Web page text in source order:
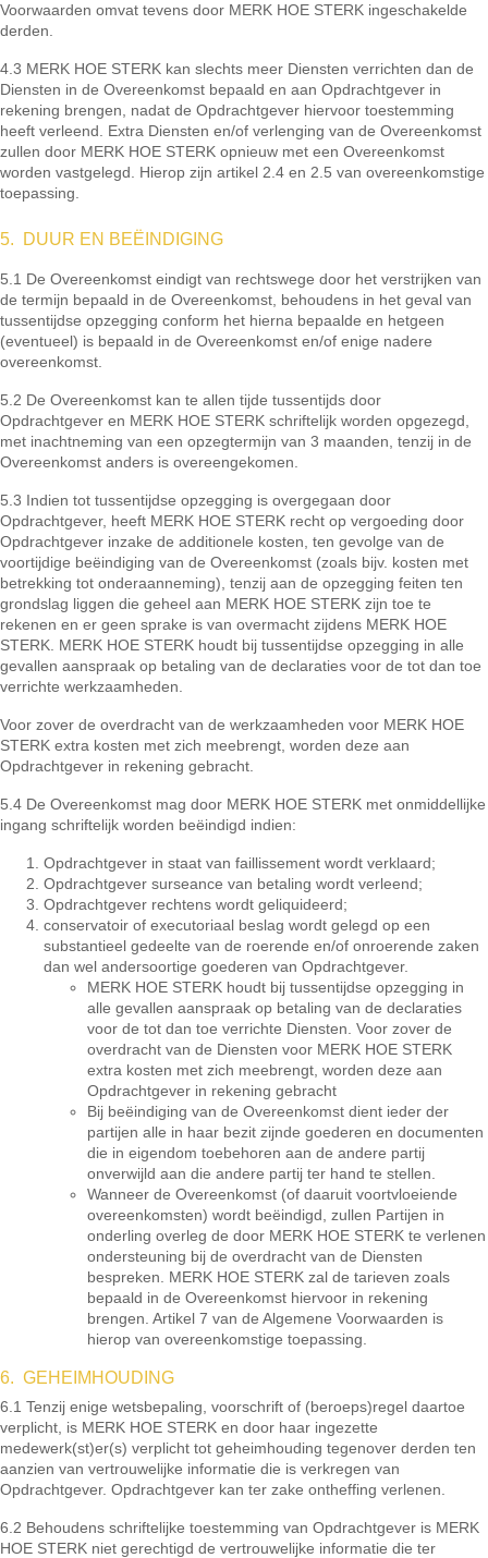
Voorwaarden omvat tevens door MERK HOE STERK ingeschakelde
derden.
4.3 MERK HOE STERK kan slechts meer Diensten verrichten dan de
Diensten in de Overeenkomst bepaald en aan Opdrachtgever in
rekening brengen, nadat de Opdrachtgever hiervoor toestemming
heeft verleend. Extra Diensten en/of verlenging van de Overeenkomst
zullen door MERK HOE STERK opnieuw met een Overeenkomst
worden vastgelegd. Hierop zijn artikel 2.4 en 2.5 van overeenkomstige
toepassing.
5. DUUR EN BEËINDIGING
5.1 De Overeenkomst eindigt van rechtswege door het verstrijken van
de termijn bepaald in de Overeenkomst, behoudens in het geval van
tussentijdse opzegging conform het hierna bepaalde en hetgeen
(eventueel) is bepaald in de Overeenkomst en/of enige nadere
overeenkomst.
5.2 De Overeenkomst kan te allen tijde tussentijds door
Opdrachtgever en MERK HOE STERK schriftelijk worden opgezegd,
met inachtneming van een opzegtermijn van 3 maanden, tenzij in de
Overeenkomst anders is overeengekomen.
5.3 Indien tot tussentijdse opzegging is overgegaan door
Opdrachtgever, heeft MERK HOE STERK recht op vergoeding door
Opdrachtgever inzake de additionele kosten, ten gevolge van de
voortijdige beëindiging van de Overeenkomst (zoals bijv. kosten met
betrekking tot onderaanneming), tenzij aan de opzegging feiten ten
grondslag liggen die geheel aan MERK HOE STERK zijn toe te
rekenen en er geen sprake is van overmacht zijdens MERK HOE
STERK. MERK HOE STERK houdt bij tussentijdse opzegging in alle
gevallen aanspraak op betaling van de declaraties voor de tot dan toe
verrichte werkzaamheden.
Voor zover de overdracht van de werkzaamheden voor MERK HOE
STERK extra kosten met zich meebrengt, worden deze aan
Opdrachtgever in rekening gebracht.
5.4 De Overeenkomst mag door MERK HOE STERK met onmiddellijke
ingang schriftelijk worden beëindigd indien:
Opdrachtgever in staat van faillissement wordt verklaard;
Opdrachtgever surseance van betaling wordt verleend;
Opdrachtgever rechtens wordt geliquideerd;
conservatoir of executoriaal beslag wordt gelegd op een
substantieel gedeelte van de roerende en/of onroerende zaken
dan wel andersoortige goederen van Opdrachtgever.
MERK HOE STERK houdt bij tussentijdse opzegging in
alle gevallen aanspraak op betaling van de declaraties
voor de tot dan toe verrichte Diensten. Voor zover de
overdracht van de Diensten voor MERK HOE STERK
extra kosten met zich meebrengt, worden deze aan
Opdrachtgever in rekening gebracht
Bij beëindiging van de Overeenkomst dient ieder der
partijen alle in haar bezit zijnde goederen en documenten
die in eigendom toebehoren aan de andere partij
onverwijld aan die andere partij ter hand te stellen.
Wanneer de Overeenkomst (of daaruit voortvloeiende
overeenkomsten) wordt beëindigd, zullen Partijen in
onderling overleg de door MERK HOE STERK te verlenen
ondersteuning bij de overdracht van de Diensten
bespreken. MERK HOE STERK zal de tarieven zoals
bepaald in de Overeenkomst hiervoor in rekening
brengen. Artikel 7 van de Algemene Voorwaarden is
hierop van overeenkomstige toepassing.
6. GEHEIMHOUDING
6.1 Tenzij enige wetsbepaling, voorschrift of (beroeps)regel daartoe
verplicht, is MERK HOE STERK en door haar ingezette
medewerk(st)er(s) verplicht tot geheimhouding tegenover derden ten
aanzien van vertrouwelijke informatie die is verkregen van
Opdrachtgever. Opdrachtgever kan ter zake ontheffing verlenen.
6.2 Behoudens schriftelijke toestemming van Opdrachtgever is MERK
HOE STERK niet gerechtigd de vertrouwelijke informatie die ter